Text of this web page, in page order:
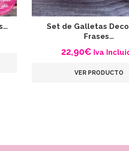
Set de Galletas
Frases…
22,90€ Iva
VER PRODUCTO